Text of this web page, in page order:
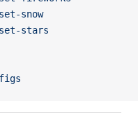
snow
stars